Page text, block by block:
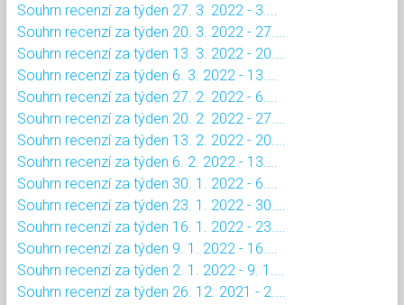
Souhrn recenzí za týden 27. 3. 2022 - 3....
Souhrn recenzí za týden 20. 3. 2022 - 27....
Souhrn recenzí za týden 13. 3. 2022 - 20....
Souhrn recenzí za týden 6. 3. 2022 - 13....
Souhrn recenzí za týden 27. 2. 2022 - 6....
Souhrn recenzí za týden 20. 2. 2022 - 27....
Souhrn recenzí za týden 13. 2. 2022 - 20....
Souhrn recenzí za týden 6. 2. 2022 - 13....
Souhrn recenzí za týden 30. 1. 2022 - 6....
Souhrn recenzí za týden 23. 1. 2022 - 30....
Souhrn recenzí za týden 16. 1. 2022 - 23....
Souhrn recenzí za týden 9. 1. 2022 - 16....
Souhrn recenzí za týden 2. 1. 2022 - 9. 1....
Souhrn recenzí za týden 26. 12. 2021 - 2....